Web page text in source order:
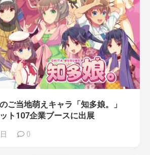
ご当地萌えキャラ「知多娘。」
ト107企業ブースに出展
0